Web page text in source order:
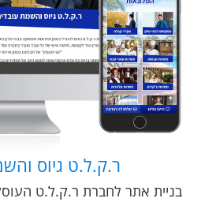
ר.ק.ל.ט גיוס
בניית אתר לחברת ר.ק.ל.ט